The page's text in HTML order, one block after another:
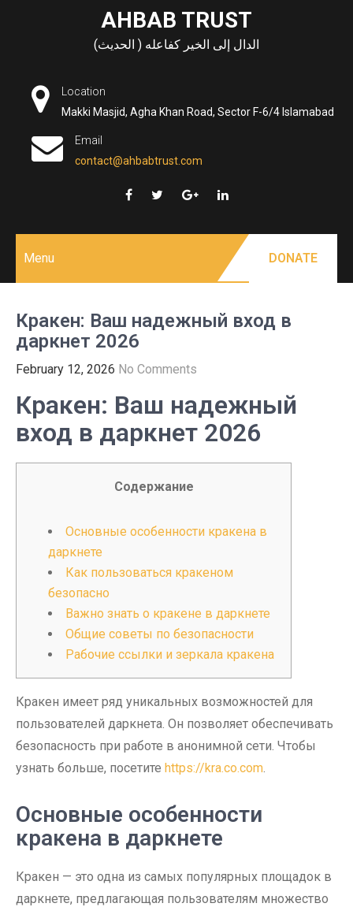
AHBAB TRUST
الدال إلى الخير كفاعله ( الحديث)
Location
Makki Masjid, Agha Khan Road, Sector F-6/4 Islamabad
Email
contact@ahbabtrust.com
Menu DONATE
Кракен: Ваш надежный вход в
даркнет 2026
February 12, 2026 No Comments
Кракен: Ваш надежный
вход в даркнет 2026
Содержание
Основные особенности кракена в
даркнете
Как пользоваться кракеном
безопасно
Важно знать о кракене в даркнете
Общие советы по безопасности
Рабочие ссылки и зеркала кракена
Кракен имеет ряд уникальных возможностей для
пользователей даркнета. Он позволяет обеспечивать
безопасность при работе в анонимной сети. Чтобы
узнать больше, посетите https://kra.co.com.
Основные особенности
кракена в даркнете
Кракен — это одна из самых популярных площадок в
даркнете, предлагающая пользователям множество